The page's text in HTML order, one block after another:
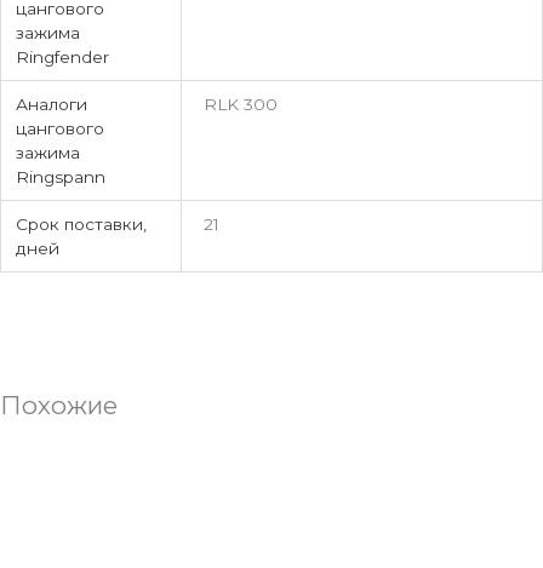
цангового
зажима
Ringfender
Аналоги
цангового
зажима
Ringspann
RLK 300
Срок поставки,
дней
21
Похожие